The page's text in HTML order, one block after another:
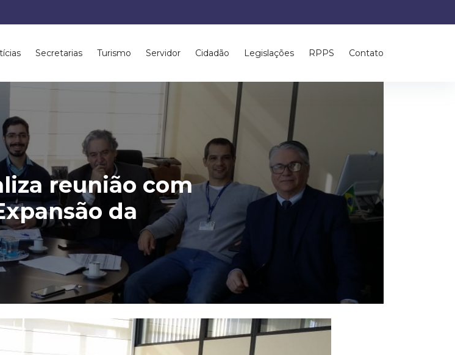
Secretarias Turismo Servidor Cidadão Legislações RPPS Contato
reunião com
da